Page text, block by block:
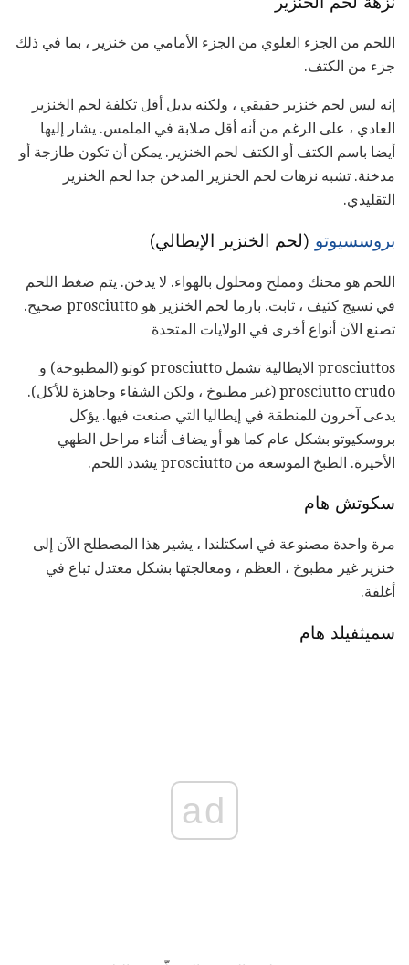
اللحم من الجزء العلوي من الجزء الأمامي من خنزير ، بما في ذلك
جزء من الكتف.
إنه ليس لحم خنزير حقيقي ، ولكنه بديل أقل تكلفة لحم الخنزير
العادي ، على الرغم من أنه أقل صلابة في الملمس. يشار إليها
أيضا باسم الكتف أو الكتف لحم الخنزير. يمكن أن تكون طازجة أو
مدخنة. تشبه نزهات لحم الخنزير المدخن جدا لحم الخنزير
التقليدي.
بروسسيوتو (لحم الخنزير الإيطالي)
اللحم هو محنك ومملح ومحلول بالهواء. لا يدخن. يتم ضغط اللحم
في نسيج كثيف ، ثابت. بارما لحم الخنزير هو prosciutto صحيح.
تصنع الآن أنواع أخرى في الولايات المتحدة
prosciuttos الايطالية تشمل prosciutto كوتو (المطبوخة) و
prosciutto crudo (غير مطبوخ ، ولكن الشفاء وجاهزة للأكل).
يدعى آخرون للمنطقة في إيطاليا التي صنعت فيها. يؤكل
بروسكيوتو بشكل عام كما هو أو يضاف أثناء مراحل الطهي
الأخيرة. الطبخ الموسعة من prosciutto يشدد اللحم.
سكوتش هام
مرة واحدة مصنوعة في اسكتلندا ، يشير هذا المصطلح الآن إلى
خنزير غير مطبوخ ، العظم ، ومعالجتها بشكل معتدل تباع في
أغلفة.
سميثفيلد هام
ad